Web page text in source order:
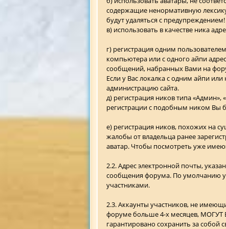
содержащие ненормативную
будут удаляться с предупреждением!
в) использовать в качестве ника
г) регистрация одним
компьютера или с одного айпи
сообщений, набранных Вами на
Если у Вас локалка с одним айпи
администрацию сайта.
д) регистрация ников типа
регистрации с подобным ником Вы
е) регистрация ников, похожих на
жалобы от владельца ранее
аватар. Чтобы посмотреть уже
2.2. Адрес электронной почты,
сообщения форума. По умолчанию
участниками.
2.3. Аккаунты участников, не
форуме больше 4-х месяцев, МОГУТ
гарантировано сохранить за собой